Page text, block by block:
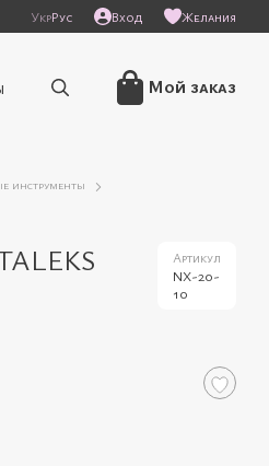
УкрРус Вход Желания
Мой заказ
инструменты
Артикул
NX-20-
10